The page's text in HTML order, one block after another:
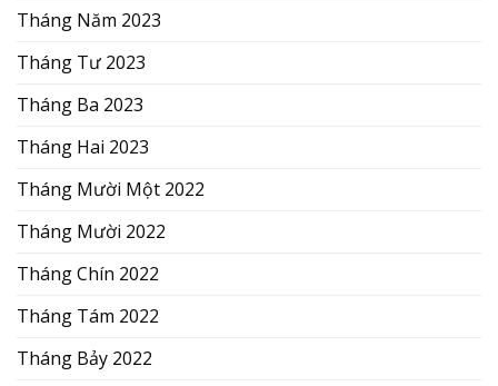
Tháng Năm 2023
Tháng Tư 2023
Tháng Ba 2023
Tháng Hai 2023
Tháng Mười Một 2022
Tháng Mười 2022
Tháng Chín 2022
Tháng Tám 2022
Tháng Bảy 2022